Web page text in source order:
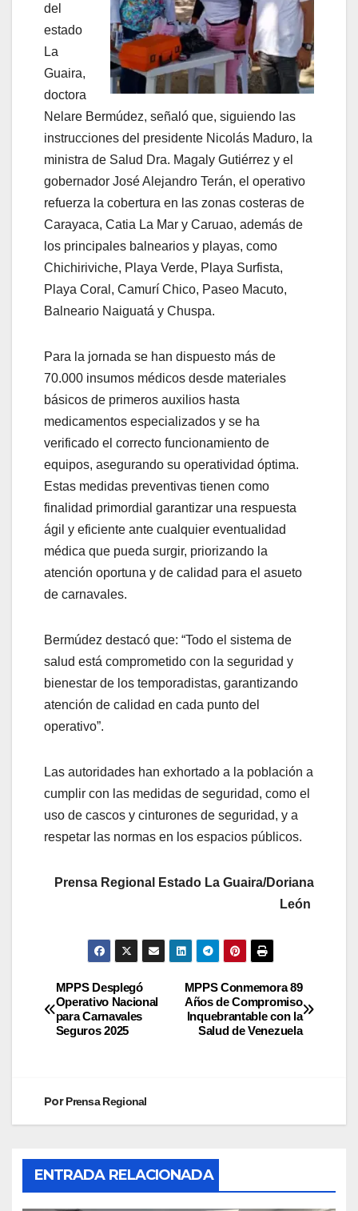
del
estado
La
Guaira,
doctora
Nelare Bermúdez, señaló que, siguiendo las
instrucciones del presidente Nicolás Maduro, la
ministra de Salud Dra. Magaly Gutiérrez y el
gobernador José Alejandro Terán, el operativo
refuerza la cobertura en las zonas costeras de
Carayaca, Catia La Mar y Caruao, además de
los principales balnearios y playas, como
Chichiriviche, Playa Verde, Playa Surfista,
Playa Coral, Camurí Chico, Paseo Macuto,
Balneario Naiguatá y Chuspa.
Para la jornada se han dispuesto más de
70.000 insumos médicos desde materiales
básicos de primeros auxilios hasta
medicamentos especializados y se ha
verificado el correcto funcionamiento de
equipos, asegurando su operatividad óptima.
Estas medidas preventivas tienen como
finalidad primordial garantizar una respuesta
ágil y eficiente ante cualquier eventualidad
médica que pueda surgir, priorizando la
atención oportuna y de calidad para el asueto
de carnavales.
Bermúdez destacó que: “Todo el sistema de
salud está comprometido con la seguridad y
bienestar de los temporadistas, garantizando
atención de calidad en cada punto del
operativo”.
Las autoridades han exhortado a la población a
cumplir con las medidas de seguridad, como el
uso de cascos y cinturones de seguridad, y a
respetar las normas en los espacios públicos.
Prensa Regional Estado La Guaira/Doriana
León
MPPS Conmemora 89
Años de Compromiso
Inquebrantable con la
Salud de Venezuela
MPPS Desplegó
Operativo Nacional
para Carnavales
Seguros 2025
PorPrensa Regional
ENTRADA RELACIONADA